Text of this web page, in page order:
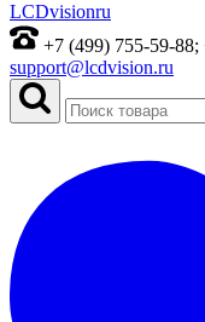
LCDvisionru
+7 (499) 755-59-
support@lcdvision.ru